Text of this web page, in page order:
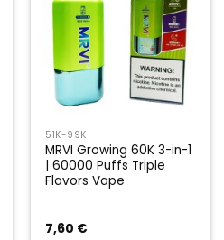
51K-99K
MRVI Growing 60K 3-in-1
| 60000 Puffs Triple
Flavors Vape
7,60 €